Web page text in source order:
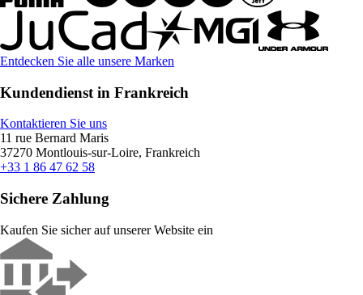
Entdecken Sie alle unsere Marken
Kundendienst in Frankreich
Kontaktieren Sie uns
11 rue Bernard Maris
37270 Montlouis-sur-Loire, Frankreich
+33 1 86 47 62 58
Sichere Zahlung
Kaufen Sie sicher auf unserer Website ein